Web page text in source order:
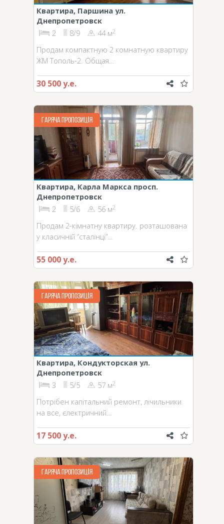
Квартира, Паршина ул.
Днепропетровск
2
8/9 44 м2
Продам компактную 2 комнатную квартиру
ЖМ Тополь-2. Общая…
30 500 у.е.
ГАРЯЧА ПРОПОЗИЦІЯ
Квартира, Карла Маркса просп.
Днепропетровск
2
5/6 56 м2
Продам 2-кімнатну квартиру. розташована
у класичній “сталінці”…
55 000 у.е.
ГАРЯЧА ПРОПОЗИЦІЯ
Квартира, Кондукторская ул.
Днепропетровск
3
5/5 57 м2
Потрібен капітальний ремонт, лічильники
на все, єлектричний…
17 500 у.е.
ГАРЯЧА ПРОПОЗИЦІЯ